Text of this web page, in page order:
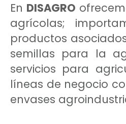
En DISAGRO
agrícolas;
productos
semillas para la
servicios para
líneas de negocio
envases